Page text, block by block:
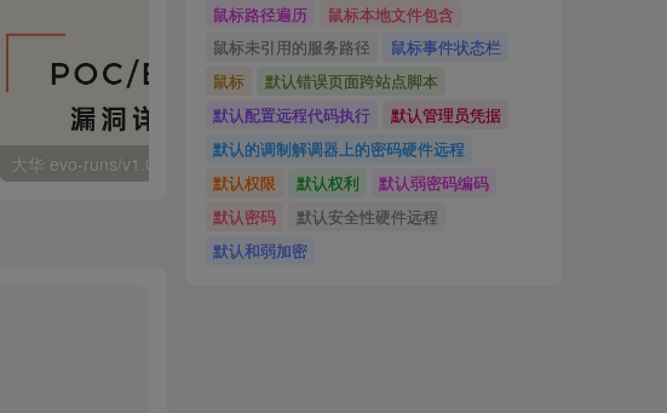
大华 evo-runs/v1.0/receive RCE
鼠标路径遍历
鼠标本地文件包含
鼠标未引用的服务路径
鼠标事件状态栏
鼠标
默认错误页面跨站点脚本
默认配置远程代码执行
默认管理员凭据
默认的调制解调器上的密码硬件远程
默认权限
默认权利
默认弱密码编码
默认密码
默认安全性硬件远程
默认和弱加密